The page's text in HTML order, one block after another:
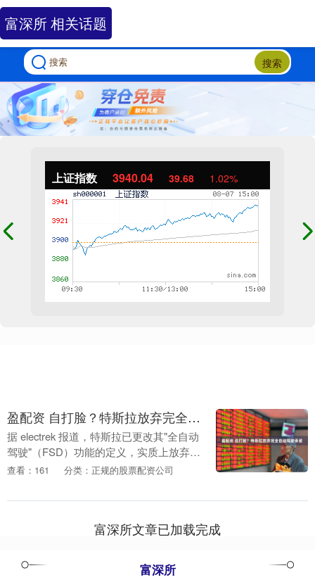
搜索
上证指数 3940.04 39.68 1.02%
富深所 相关话题
盈配资 自打脸？特斯拉放弃完全自动驾驶承诺
据 electrek 报道，特斯拉已更改其"全自动
驾驶"（FSD）功能的定义，实质上放弃了
实现真正无人监管自动驾驶的初始承诺。
查看：161 分类：正规的股票配资公司
富深所文章已加载完成
富深所